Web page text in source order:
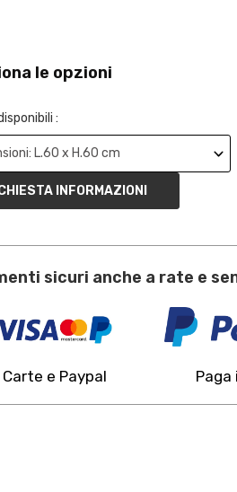
le opzioni
:
INFORMAZIONI
sicuri anche a rate e
Carte e Paypal Paga